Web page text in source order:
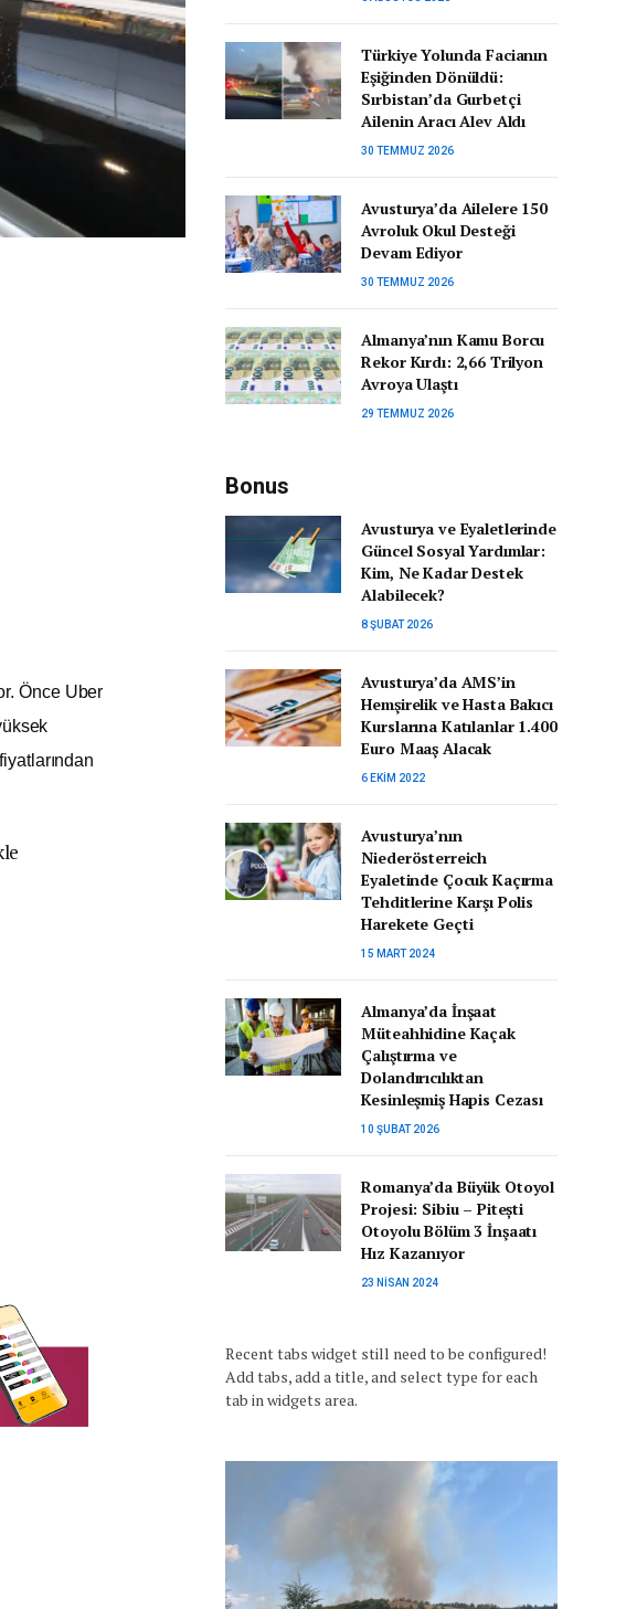
Önce Uber
Türkiye Yolunda Facianın
Eşiğinden Dönüldü:
Sırbistan’da Gurbetçi
Ailenin Aracı Alev Aldı
30 TEMMUZ 2026
Avusturya’da Ailelere 150
Avroluk Okul Desteği
Devam Ediyor
30 TEMMUZ 2026
Almanya’nın Kamu Borcu
Rekor Kırdı: 2,66 Trilyon
Avroya Ulaştı
29 TEMMUZ 2026
Bonus
Avusturya ve Eyaletlerinde
Güncel Sosyal Yardımlar:
Kim, Ne Kadar Destek
Alabilecek?
8 ŞUBAT 2026
Avusturya’da AMS’in
Hemşirelik ve Hasta Bakıcı
Kurslarına Katılanlar 1.400
Euro Maaş Alacak
6 EKIM 2022
Avusturya’nın
Niederösterreich
Eyaletinde Çocuk Kaçırma
Tehditlerine Karşı Polis
Harekete Geçti
15 MART 2024
Almanya’da İnşaat
Müteahhidine Kaçak
Çalıştırma ve
Dolandırıcılıktan
Kesinleşmiş Hapis Cezası
10 ŞUBAT 2026
Romanya’da Büyük Otoyol
Projesi: Sibiu – Pitești
Otoyolu Bölüm 3 İnşaatı
Hız Kazanıyor
23 NISAN 2024
Recent tabs widget still need to be configured!
Add tabs, add a title, and select type for each
tab in widgets area.